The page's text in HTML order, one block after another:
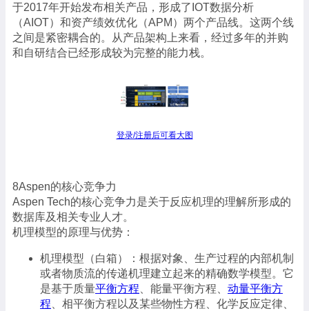
于2017年开始发布相关产品，形成了IOT数据分析
（AIOT）和资产绩效优化（APM）两个产品线。这两个线
之间是紧密耦合的。从产品架构上来看，经过多年的并购
和自研结合已经形成较为完整的能力栈。
登录/注册后可看大图
8Aspen的核心竞争力
Aspen Tech的核心竞争力是关于反应机理的理解所形成的
数据库及相关专业人才。
机理模型的原理与优势：
机理模型（白箱）：根据对象、生产过程的内部机制
或者物质流的传递机理建立起来的精确数学模型。它
是基于质量平衡方程 、能量平衡方程、 动量平衡方
程 、相平衡方程以及某些物性方程、化学反应定律、